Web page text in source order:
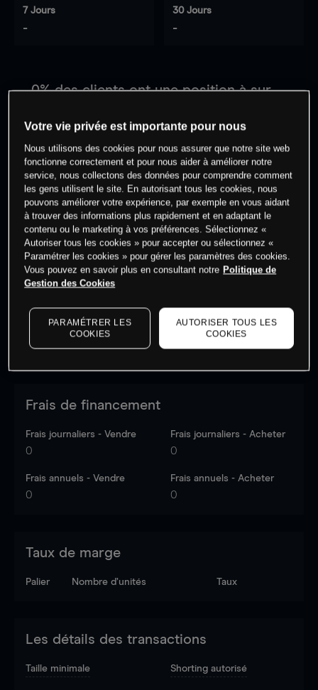
7 Jours
-
30 Jours
-
0% des clients ont une position àsur
Commencez à trader
Les prix sont indicatifs.Connectez-vouspour voir les
dernières données du marché.
Log in
to see latest
Frais de financement
Frais journaliers - Vendre
0
Frais journaliers - Acheter
0
Frais annuels - Vendre
0
Frais annuels - Acheter
0
Taux de marge
Palier Nombre d’unités Taux
Les détails des transactions
Taille minimale Shorting autorisé
Votre vie privée est importante pour nous
Nous utilisons des cookies pour nous assurer que notre site web
fonctionne correctement et pour nous aider à améliorer notre
service, nous collectons des données pour comprendre comment
les gens utilisent le site. En autorisant tous les cookies, nous
pouvons améliorer votre expérience, par exemple en vous aidant
à trouver des informations plus rapidement et en adaptant le
contenu ou le marketing à vos préférences. Sélectionnez «
Autoriser tous les cookies » pour accepter ou sélectionnez «
Paramétrer les cookies » pour gérer les paramètres des cookies.
Vous pouvez en savoir plus en consultant notre Politique de
Gestion des Cookies
PARAMÉTRER LES
COOKIES
AUTORISER TOUS LES
COOKIES